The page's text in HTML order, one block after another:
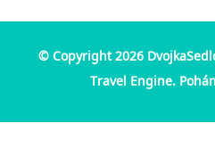
© Copyright 2026
Travel Engine.